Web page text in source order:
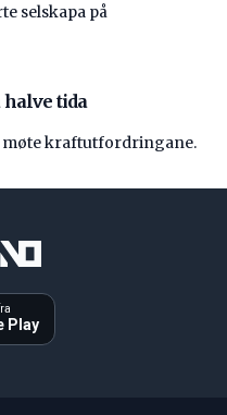
selskapa på
halve tida
kraftutfordringane.
Play